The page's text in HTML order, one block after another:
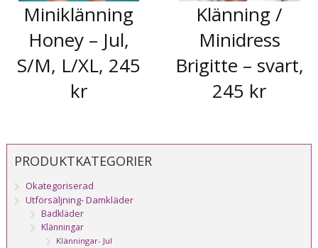
Miniklänning
Honey – Jul,
S/M, L/XL, 245
kr
Klänning /
Minidress
Brigitte – svart,
245 kr
PRODUKTKATEGORIER
Okategoriserad
Utförsäljning- Damkläder
Badkläder
Klänningar
Klänningar- Jul